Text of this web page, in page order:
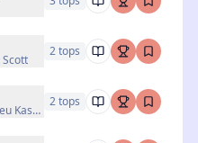
Scott
2tops
Kassovitz
2tops